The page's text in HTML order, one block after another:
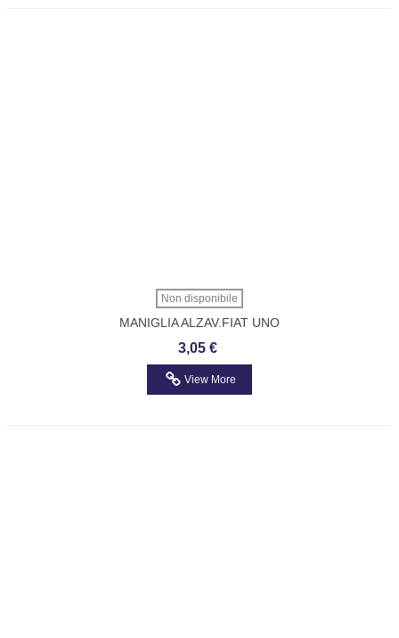
Non disponibile
MANIGLIA ALZAV.FIAT UNO
3,05 €
View More